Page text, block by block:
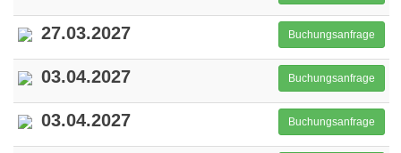
27.03.2027 Buchungsanfrage
03.04.2027 Buchungsanfrage
03.04.2027 Buchungsanfrage